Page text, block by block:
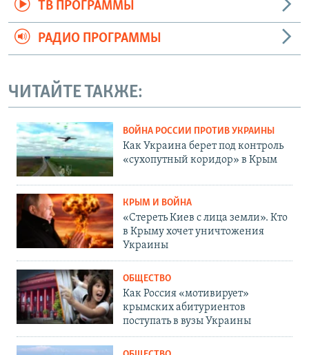
ТВ ПРОГРАММЫ
РАДИО ПРОГРАММЫ
ЧИТАЙТЕ ТАКЖЕ:
ВОЙНА РОССИИ ПРОТИВ УКРАИНЫ
Как Украина берет под контроль
«сухопутный коридор» в Крым
КРЫМ И ВОЙНА
«Стереть Киев с лица земли». Кто
в Крыму хочет уничтожения
Украины
ОБЩЕСТВО
Как Россия «мотивирует»
крымских абитуриентов
поступать в вузы Украины